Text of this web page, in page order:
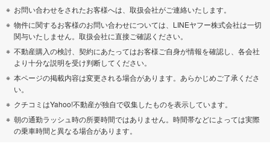
お問い合わせをされたお客様へは、取扱会社がご連絡いたします。
物件に関するお客様のお問い合わせについては、LINEヤフー株式会社は一切
関与いたしません。取扱会社に直接ご確認ください。
不動産購入の検討、契約にあたってはお客様ご自身が情報を確認し、各会社
より十分な説明を受け判断してください。
本ページの掲載内容は変更される場合があります。あらかじめご了承くださ
い。
クチコミはYahoo!不動産が独自で収集したものを表示しています。
朝の通勤ラッシュ時の所要時間ではありません。時間帯などによっては実際
の乗車時間と異なる場合があります。